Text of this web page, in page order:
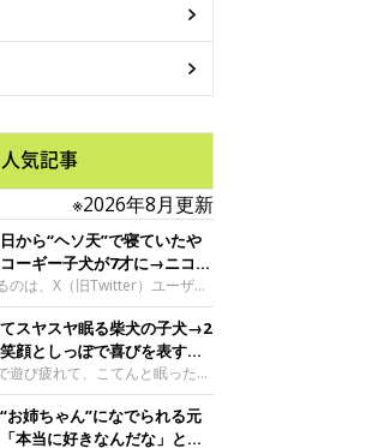
気記事
※2026年8月更新
から“ヘソ天”で寝ていたや
ーギー子犬が7才に→ニコニ
ースマイル”が魅力のコに成
のは、X（旧Twitter）ユーザー
さんの愛犬でウェル
ギー・ペンブロークの神楽ちゃ
8月で7才になるという神楽ちゃ
いったいどんな子犬時代を過ご
ょうか。今回は、神楽ちゃんの
主さんと振り返ります！神楽ち
について聞いた！お迎えから数
スヤスヤ眠る柴犬の子犬→2
顔としっぽで喜びを表すコ
遊び疲れて、こてんと眠った子
ら2カ月、表情や行動にさまざ
見られるようになりました。遊
る生後2カ月のなっちゃん遊び
お姉ちゃん”になでられる元
本当に好きなんだな」と感